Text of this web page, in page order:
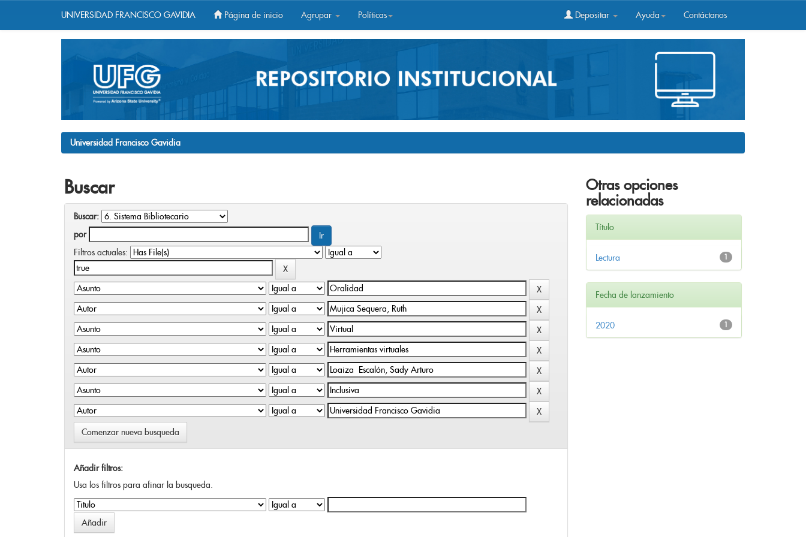
UNIVERSIDAD FRANCISCO GAVIDIA Página de inicio Agrupar Políticas Depositar Ayuda Contáctanos
Universidad Francisco Gavidia
Buscar
Buscar:
por
Filtros actuales:
Comenzar nueva busqueda
Añadir filtros:
Usa los filtros para afinar la busqueda.
Otras opciones
relacionadas
Título
1
Lectura
Fecha de lanzamiento
1
2020